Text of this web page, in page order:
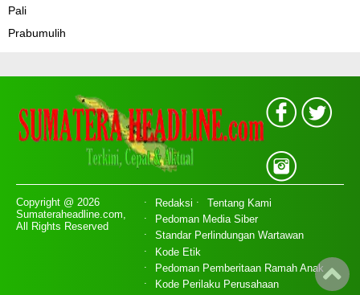
Pali
Prabumulih
Copyright @ 2026
Sumateraheadline.com,
All Rights Reserved
Redaksi
Tentang Kami
Pedoman Media Siber
Standar Perlindungan Wartawan
Kode Etik
Pedoman Pemberitaan Ramah Anak
Kode Perilaku Perusahaan